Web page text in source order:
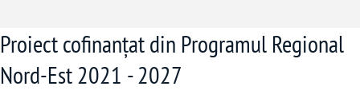
Proiect cofinanțat din Programul Regional
Nord-Est 2021 - 2027